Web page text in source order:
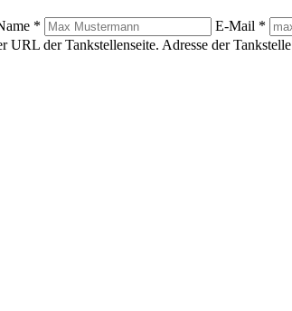
* E-Mail *
URL der Tankstellenseite. Adresse der Tankstelle